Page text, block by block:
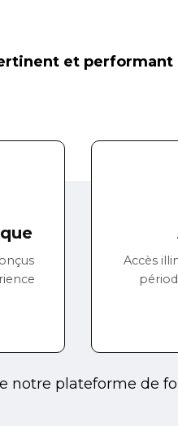
et performant
Accès
notre plateforme de